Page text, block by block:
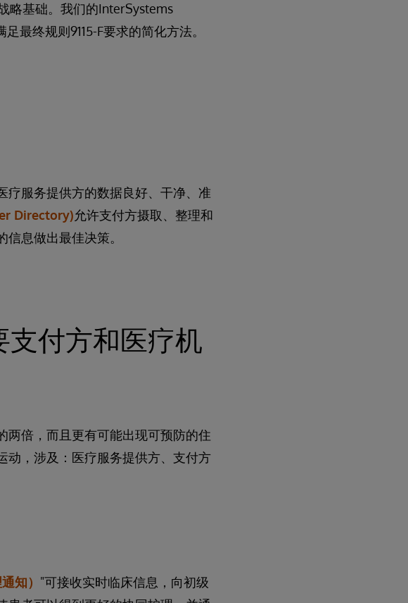
略基础。我们的InterSystems
最终规则9115-F要求的简化方法。
疗服务提供方的数据良好、干净、准
Directory)允许支付方摄取、整理和
息做出最佳决策。
付方和医疗机
两倍，而且更有可能出现可预防的住
动，涉及：医疗服务提供方、支付方
知） "可接收实时临床信息，向初级